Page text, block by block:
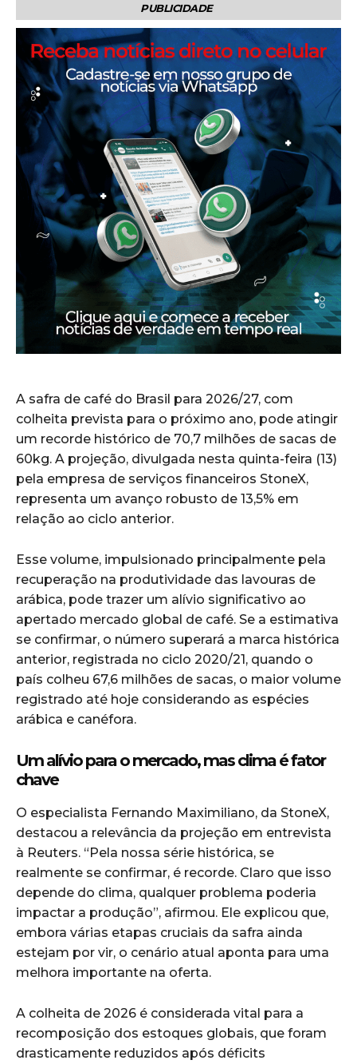
PUBLICIDADE
A safra de café do Brasil para 2026/27, com
colheita prevista para o próximo ano, pode atingir
um recorde histórico de 70,7 milhões de sacas de
60kg. A projeção, divulgada nesta quinta-feira (13)
pela empresa de serviços financeiros StoneX,
representa um avanço robusto de 13,5% em
relação ao ciclo anterior.
Esse volume, impulsionado principalmente pela
recuperação na produtividade das lavouras de
arábica, pode trazer um alívio significativo ao
apertado mercado global de café. Se a estimativa
se confirmar, o número superará a marca histórica
anterior, registrada no ciclo 2020/21, quando o
país colheu 67,6 milhões de sacas, o maior volume
registrado até hoje considerando as espécies
arábica e canéfora.
Um alívio para o mercado, mas clima é fator
chave
O especialista Fernando Maximiliano, da StoneX,
destacou a relevância da projeção em entrevista
à Reuters. “Pela nossa série histórica, se
realmente se confirmar, é recorde. Claro que isso
depende do clima, qualquer problema poderia
impactar a produção”, afirmou. Ele explicou que,
embora várias etapas cruciais da safra ainda
estejam por vir, o cenário atual aponta para uma
melhora importante na oferta.
A colheita de 2026 é considerada vital para a
recomposição dos estoques globais, que foram
drasticamente reduzidos após déficits